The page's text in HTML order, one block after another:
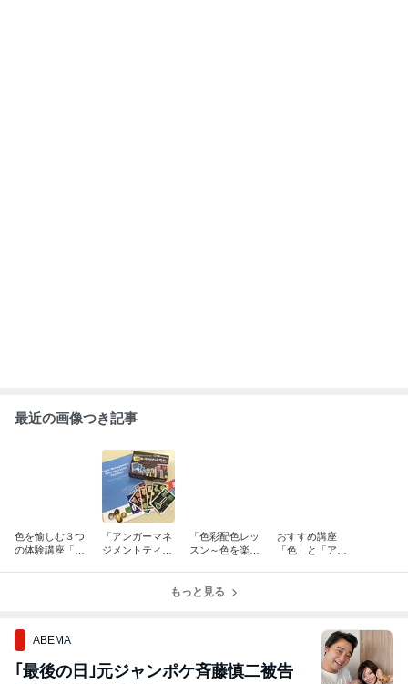
最近の画像つき記事
色を愉しむ３つ
の体験講座「配
「アンガーマネ
ジメントティー
「色彩配色レッ
スン～色を楽し
おすすめ講座
「色」と「アン
もっと見る
ABEMA
｢最後の日｣元ジャンポケ斉藤慎二被告